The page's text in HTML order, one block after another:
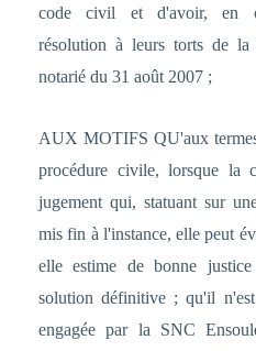
code civil et d'avoir, en
résolution à leurs torts de la
notarié du 31 août 2007 ;
AUX MOTIFS QU'aux
procédure civile, lorsque la
jugement qui, statuant sur
mis fin à l'instance, elle peut
elle estime de bonne
solution définitive ; qu'il
engagée par la SNC